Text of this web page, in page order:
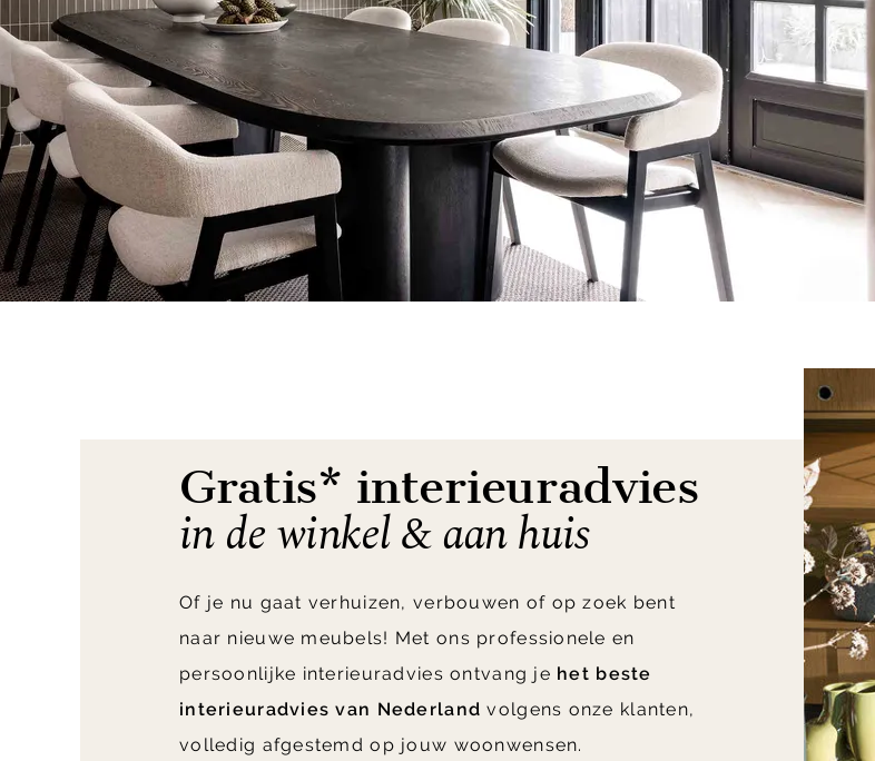
Gratis* interieuradvies
in de winkel & aan huis
Of je nu gaat verhuizen, verbouwen of op zoek bent
naar nieuwe meubels! Met ons professionele en
persoonlijke interieuradvies ontvang je het beste
interieuradvies van Nederland volgens onze klanten,
volledig afgestemd op jouw woonwensen.